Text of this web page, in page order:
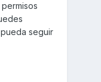
seguir